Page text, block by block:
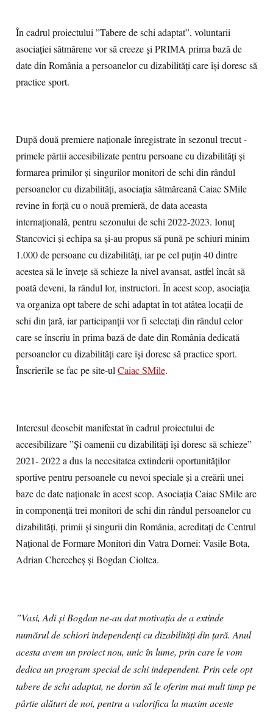
În cadrul proiectului ”Tabere de schi adaptat”, voluntarii
asociației sătmărene vor să creeze și PRIMA prima bază de
date din România a persoanelor cu dizabilități care își doresc să
practice sport.
După două premiere naționale înregistrate în sezonul trecut -
primele pârtii accesibilizate pentru persoane cu dizabilități și
formarea primilor și singurilor monitori de schi din rândul
persoanelor cu dizabilități, asociația sătmăreană Caiac SMile
revine în forță cu o nouă premieră, de data aceasta
internațională, pentru sezonului de schi 2022-2023. Ionuț
Stancovici și echipa sa și-au propus să pună pe schiuri minim
1.000 de persoane cu dizabilități, iar pe cel puțin 40 dintre
acestea să le învețe să schieze la nivel avansat, astfel încât să
poată deveni, la rândul lor, instructori. În acest scop, asociația
va organiza opt tabere de schi adaptat în tot atâtea locații de
schi din țară, iar participanții vor fi selectați din rândul celor
care se înscriu în prima bază de date din România dedicată
persoanelor cu dizabilități care își doresc să practice sport.
Înscrierile se fac pe site-ulCaiac SMile.
Interesul deosebit manifestat în cadrul proiectului de
accesibilizare ”Și oamenii cu dizabilități își doresc să schieze”
2021- 2022 a dus la necesitatea extinderii oportunităților
sportive pentru persoanele cu nevoi speciale și a creării unei
baze de date naționale în acest scop. Asociația Caiac SMile are
în componență trei monitori de schi din rândul persoanelor cu
dizabilități, primii și singurii din România, acreditați de Centrul
Național de Formare Monitori din Vatra Dornei: Vasile Bota,
Adrian Cherecheș și Bogdan Cioltea.
”Vasi, Adi și Bogdan ne-au dat motivația de a extinde
numărul de schiori independenți cu dizabilități din țară. Anul
acesta avem un proiect nou, unic în lume, prin care le vom
dedica un program special de schi independent. Prin cele opt
tabere de schi adaptat, ne dorim să le oferim mai mult timp pe
pârtie alături de noi, pentru a valorifica la maxim aceste